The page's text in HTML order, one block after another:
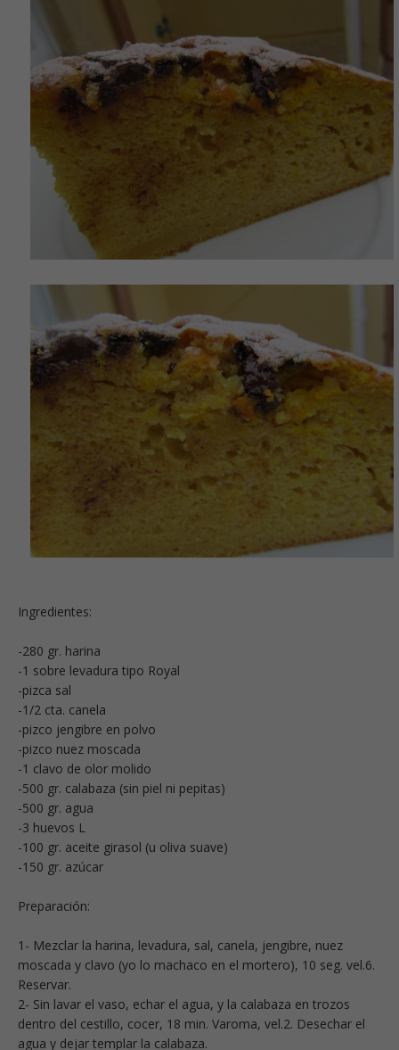
Ingredientes:
-280 gr. harina
-1 sobre levadura tipo Royal
-pizca sal
-1/2 cta. canela
-pizco jengibre en polvo
-pizco nuez moscada
-1 clavo de olor molido
-500 gr. calabaza (sin piel ni pepitas)
-500 gr. agua
-3 huevos L
-100 gr. aceite girasol (u oliva suave)
-150 gr. azúcar
Preparación:
1- Mezclar la harina, levadura, sal, canela, jengibre, nuez
moscada y clavo (yo lo machaco en el mortero), 10 seg. vel.6.
Reservar.
2- Sin lavar el vaso, echar el agua, y la calabaza en trozos
dentro del cestillo, cocer, 18 min. Varoma, vel.2. Desechar el
agua y dejar templar la calabaza.